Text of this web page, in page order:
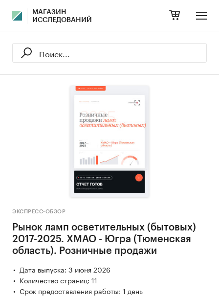
МАГАЗИН
ИССЛЕДОВАНИЙ
ЭКСПРЕСС-ОБЗОР
Рынок ламп осветительных (бытовых)
2017-2025. ХМАО - Югра (Тюменская
область). Розничные продажи
Дата выпуска: 3 июня 2026
Количество страниц: 11
Срок предоставления работы: 1 день